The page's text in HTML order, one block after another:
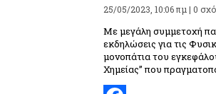
25/05/2023, 10:06 πμ |0
Με μεγάλη συμμετοχή
εκδηλώσεις για τις
μονοπάτια του
Χημείας” που